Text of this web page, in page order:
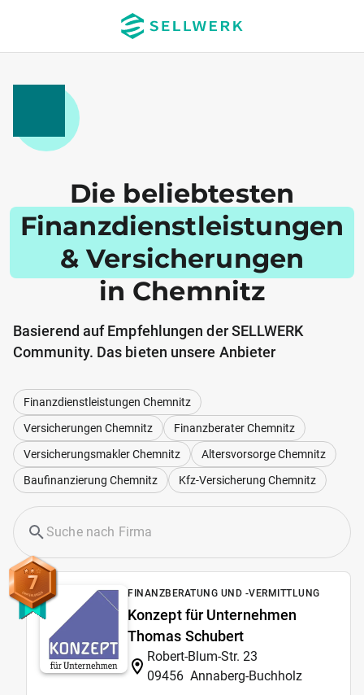
Die beliebtesten
Finanzdienstleistungen
& Versicherungen
in Chemnitz
Basierend auf Empfehlungen der SELLWERK
Community. Das bieten unsere Anbieter
Finanzdienstleistungen Chemnitz
Versicherungen Chemnitz
Finanzberater Chemnitz
Versicherungsmakler Chemnitz
Altersvorsorge Chemnitz
Baufinanzierung Chemnitz
Kfz-Versicherung Chemnitz
7 FINANZBERATUNG UND -VERMITTLUNG
Konzept für Unternehmen
Thomas Schubert
Robert-Blum-Str. 23
09456 Annaberg-Buchholz